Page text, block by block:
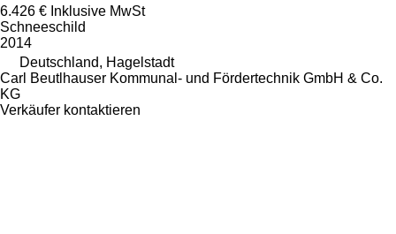
6.426 € Inklusive MwSt
Schneeschild
2014
Deutschland, Hagelstadt
Carl Beutlhauser Kommunal- und Fördertechnik GmbH & Co.
KG
Verkäufer kontaktieren